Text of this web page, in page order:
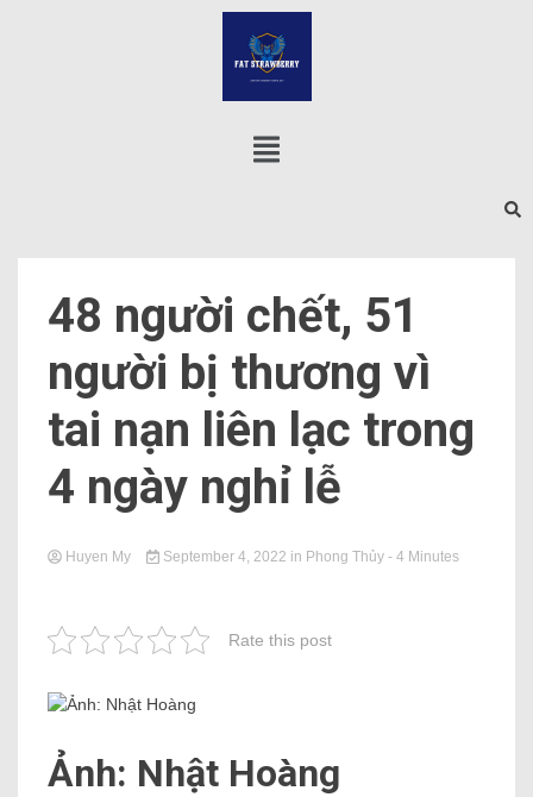
48 người chết, 51
người bị thương vì
tai nạn liên lạc trong
4 ngày nghỉ lễ
Huyen My September 4, 2022 in Phong Thủy - 4 Minutes
Rate this post
Ảnh: Nhật Hoàng